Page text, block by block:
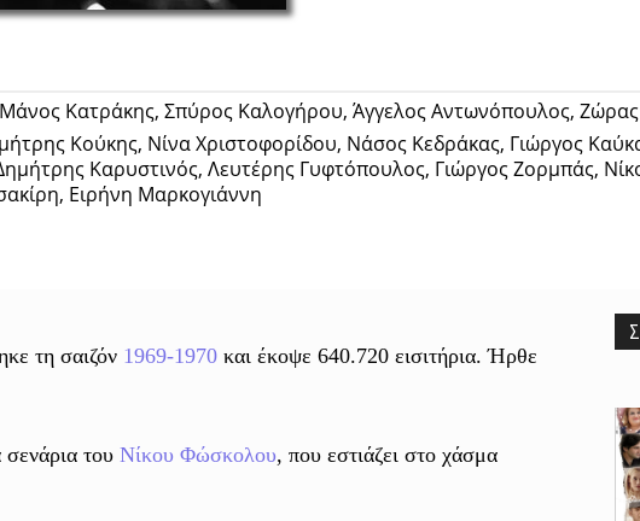
Κατράκης, Σπύρος Καλογήρου, Άγγελος Αντωνόπουλος,
Κούκης, Νίνα Χριστοφορίδου, Νάσος Κεδράκας, Γιώργος
Καρυστινός, Λευτέρης Γυφτόπουλος, Γιώργος Ζορμπάς,
Ειρήνη Μαρκογιάννη
τη σαιζόν 1969-1970 και έκοψε 640.720 εισιτήρια. Ήρθε
σενάρια τουΝίκου Φώσκολου, που εστιάζει στο χάσμα